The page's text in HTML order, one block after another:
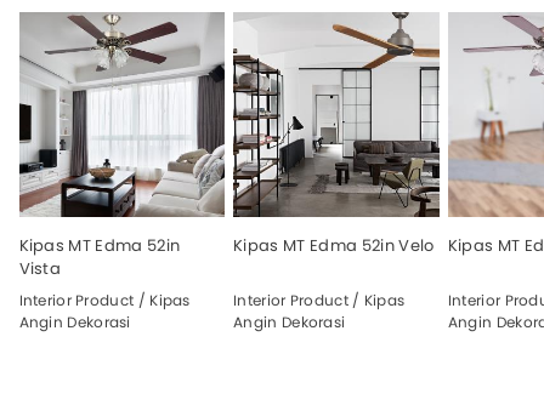
Kipas MT Edma 52in
Vista
Interior Product / Kipas
Angin Dekorasi
Kipas MT Edma 52in Velo
Interior Product / Kipas
Angin Dekorasi
Kipas MT
Interior
Angin